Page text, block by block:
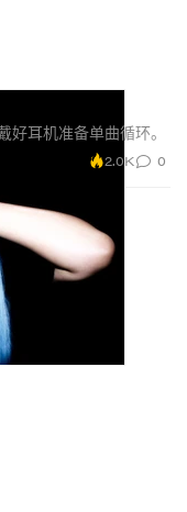
耳机准备单曲循环。
2.0K 0